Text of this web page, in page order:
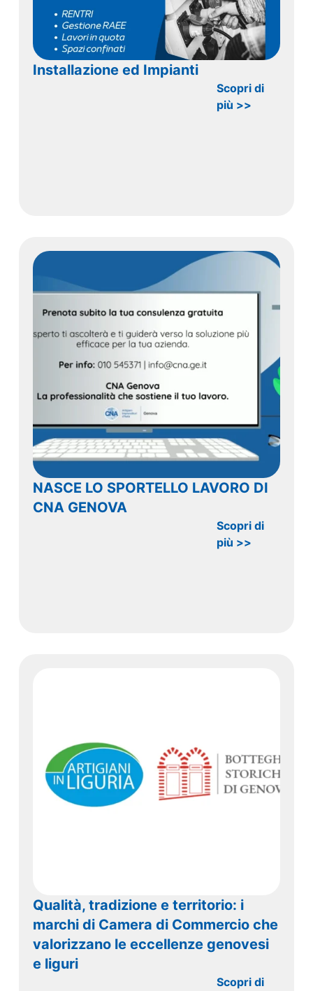
Installazione ed Impianti
Scopri di
più >>
NASCE LO SPORTELLO LAVORO DI
CNA GENOVA
Scopri di
più >>
Qualità, tradizione e territorio: i
marchi di Camera di Commercio che
valorizzano le eccellenze genovesi
e liguri
Scopri di